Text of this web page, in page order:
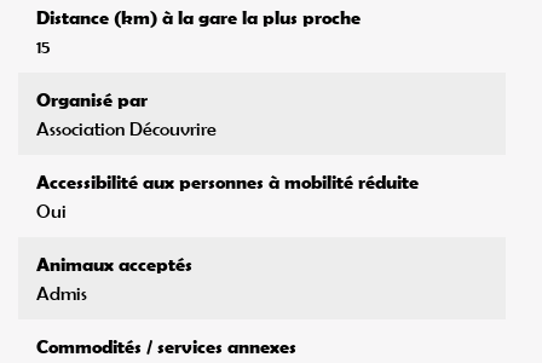
Distance (km) à la gare la plus proche
15
Organisé par
Association Découvrire
Accessibilité aux personnes à mobilité réduite
Oui
Animaux acceptés
Admis
Commodités / services annexes